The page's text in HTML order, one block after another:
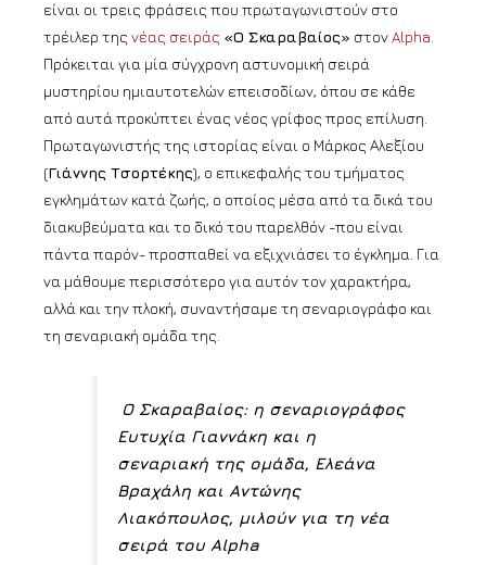
είναι οι τρεις φράσεις που πρωταγωνιστούν στο
τρέιλερ της νέας σειράς «Ο Σκαραβαίος» στονAlpha.
Πρόκειται για μία σύγχρονη αστυνομική σειρά
μυστηρίου ημιαυτοτελών επεισοδίων, όπου σε κάθε
από αυτά προκύπτει ένας νέος γρίφος προς επίλυση.
Πρωταγωνιστής της ιστορίας είναι ο Μάρκος Αλεξίου
(Γιάννης Τσορτέκης), ο επικεφαλής του τμήματος
εγκλημάτων κατά ζωής, ο οποίος μέσα από τα δικά του
διακυβεύματα και το δικό του παρελθόν -που είναι
πάντα παρόν- προσπαθεί να εξιχνιάσει το έγκλημα. Για
να μάθουμε περισσότερο για αυτόν τον χαρακτήρα,
αλλά και την πλοκή, συναντήσαμε τη σεναριογράφο και
τη σεναριακή ομάδα της.
Ο Σκαραβαίος: η σεναριογράφος
Ευτυχία Γιαννάκη και η
σεναριακή της ομάδα, Ελεάνα
Βραχάλη και Αντώνης
Λιακόπουλος, μιλούν για τη νέα
σειρά του Alpha